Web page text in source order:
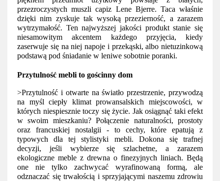
przezroczystych muszli capiz Lene Bjerre. Taca właśnie
dzięki nim zyskuje tak wysoką przezierność, a zarazem
wytrzymałość. Ten najwyższej jakości produkt stanie się
niesamowitym akcentem każdego przyjęcia, kiedy
zaserwuje się na niej napoje i przekąski, albo nietuzinkową
podstawą pod śniadanie w leniwe sobotnie poranki.
Przytulność mebli to gościnny dom
>Przytulność i otwarte na światło przestrzenie, przywodzą
na myśl ciepły klimat prowansalskich miejscowości, w
których niespiesznie toczy się życie. Jak osiągnąć taki efekt
w swoim mieszkaniu? Połączenie naturalności, prostoty
oraz francuskiej nostalgii - to cechy, które epatują z
typowych dla tej stylistyki mebli. Dokona się trafnej
decyzji, jeśli wybierze się szlachetne, a zarazem
ekologiczne meble z drewna o finezyjnych liniach. Będą
one nie tylko zachwycać wyrafinowaną formą, ale
odznaczać się trwałością i sprzyjającymi naszemu zdrowiu